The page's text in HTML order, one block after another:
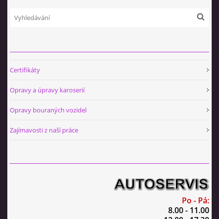
Certifikáty
Opravy a úpravy karoserií
Opravy bouraných vozidel
Zajímavosti z naší práce
Po - Pá:
8.00 - 11.00